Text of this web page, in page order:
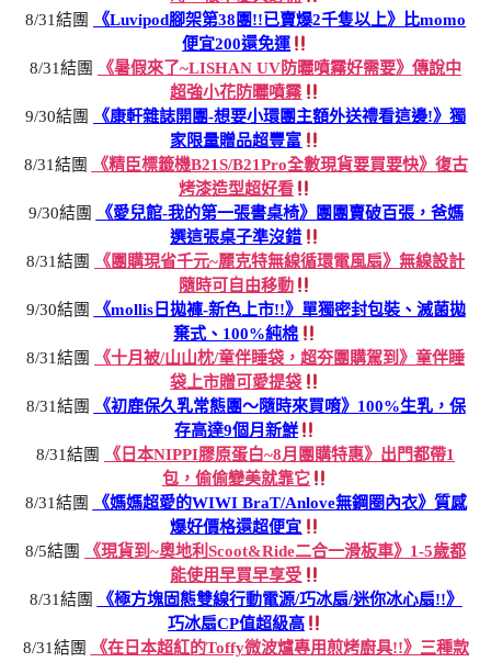
8/31結團
《Luvipod腳架第38團!!已賣爆2千隻以上》比momo
便宜200還免運
8/31結團
《暑假來了~LISHAN UV防曬噴霧好需要》傳說中
超強小花防曬噴霧
9/30結團
《康軒雜誌開團-想要小環團主額外送禮看這邊!》獨
家限量贈品超豐富
8/31結團
《精臣標籤機B21S/B21Pro全數現貨要買要快》復古
烤漆造型超好看
9/30結團
《愛兒館-我的第一張書桌椅》團團賣破百張，爸媽
選這張桌子準沒錯
8/31結團
《團購現省千元~麗克特無線循環電風扇》無線設計
隨時可自由移動
9/30結團
《mollis日拋褲-新色上市!!》單獨密封包裝、滅菌拋
棄式、100%純棉
8/31結團
《十月被/山山枕/童伴睡袋，超夯團購駕到》童伴睡
袋上市贈可愛提袋
8/31結團
《初鹿保久乳常態團～隨時來買唷》100%生乳，保
存高達9個月新鮮
8/31結團
《日本NIPPI膠原蛋白~8月團購特惠》出門都帶1
包，偷偷變美就靠它
8/31結團
《媽媽超愛的WIWI BraT/Anlove無鋼圈內衣》質感
爆好價格還超便宜
8/5結團
《現貨到~奧地利Scoot&Ride二合一滑板車》1-5歲都
能使用早買早享受
8/31結團
《極方塊固態雙線行動電源/巧冰扇/迷你冰心扇!!》
巧冰扇CP值超級高
8/31結團
《在日本超紅的Toffy微波爐專用煎烤廚具!!》三種款